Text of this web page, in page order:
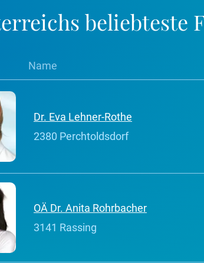
beliebteste
Name
Dr. Eva Lehner-Rothe
2380 Perchtoldsdorf
OÄ Dr. Anita Rohrbacher
3141 Rassing